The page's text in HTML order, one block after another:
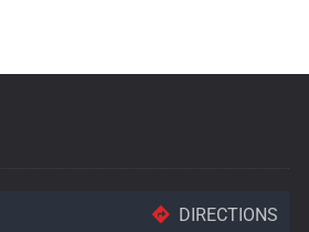
DIRECTIONS